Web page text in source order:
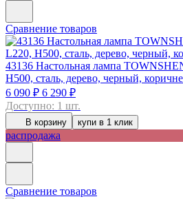
Сравнение товаров
43136 Настольная лампа
H500, сталь, дерево, черный,
6 090 ₽ 6 290 ₽
Доступно: 1 шт.
В корзину купи в 1 клик
распродажа
Сравнение товаров